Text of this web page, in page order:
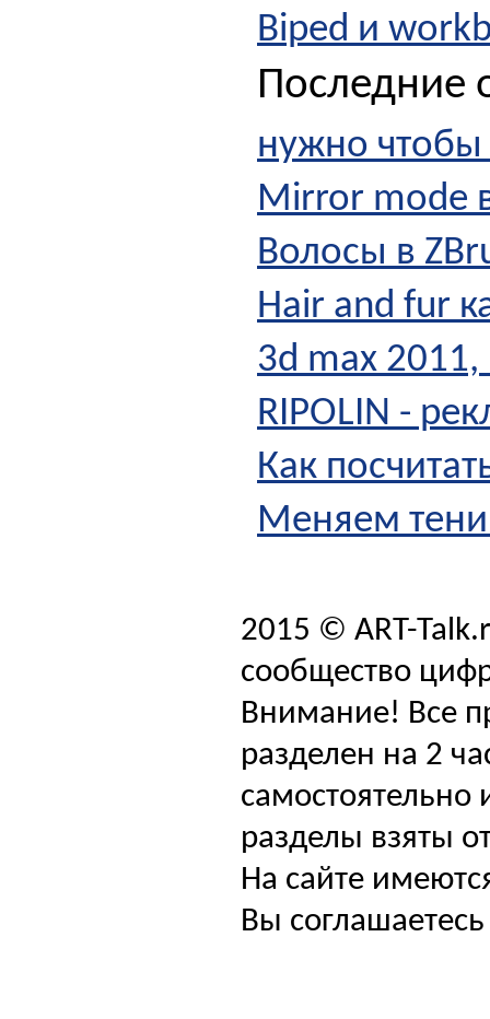
Biped и
Последние
нужно чтобы
Mirror mode
Волосы в
Hair and fur
3d max
RIPOLIN -
Как
Меняем тени
2015 © ART-
сообщество
Внимание! Все
разделен на 2
самостоятельно
разделы взяты
На сайте
Вы